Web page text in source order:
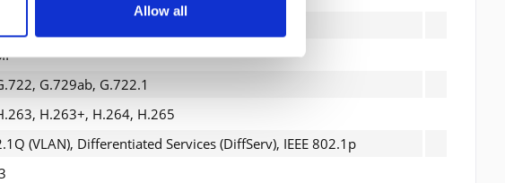
Allow all
G.729ab, G.722.1
H.263+, H.264, H.265
(VLAN), Differentiated Services (DiffServ), IEEE 802.1p